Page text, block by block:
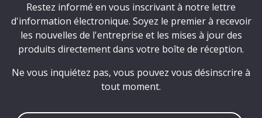
Restez informé en vous inscrivant à notre lettre
d'information électronique. Soyez le premier à recevoir
les nouvelles de l'entreprise et les mises à jour des
produits directement dans votre boîte de réception.
Ne vous inquiétez pas, vous pouvez vous désinscrire à
tout moment.